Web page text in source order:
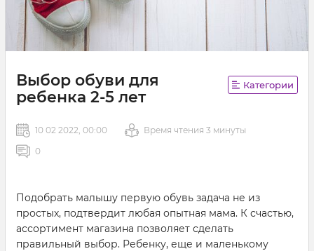
Выбор обуви для
ребенка 2-5 лет
Категории
10 02 2022, 00:00
Время чтения 3 минуты
0
Подобрать малышу первую обувь задача не из
простых, подтвердит любая опытная мама. К счастью,
ассортимент магазина позволяет сделать
правильный выбор. Ребенку, еще и маленькому